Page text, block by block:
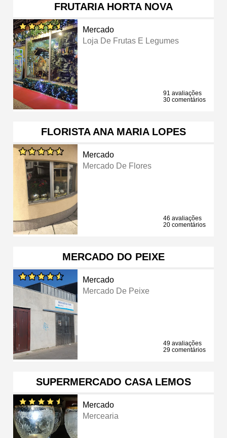
FRUTARIA HORTA NOVA
Mercado
Loja De Frutas E Legumes
91 avaliações
30 comentários
FLORISTA ANA MARIA LOPES
Mercado
Mercado De Flores
46 avaliações
20 comentários
MERCADO DO PEIXE
Mercado
Mercado De Peixe
49 avaliações
29 comentários
SUPERMERCADO CASA LEMOS
Mercado
Mercearia